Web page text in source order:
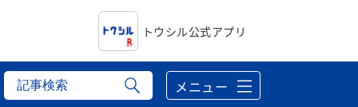
トウシル公式アプリ
メニュー